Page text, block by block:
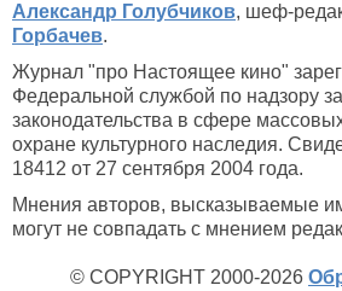
Александр Голубчиков, шеф-
Горбачев.
Журнал "про Настоящее кино"
Федеральной службой по надзору
законодательства в сфере
охране культурного наследия.
18412 от 27 сентября 2004 года.
Мнения авторов, высказываемые
могут не совпадать с мнением
© COPYRIGHT 2000-2026